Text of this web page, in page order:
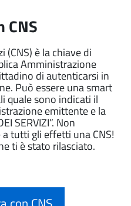
CNS
(CNS) è la chiave di
Amministrazione
di autenticarsi in
Può essere una smart
quale sono indicati il
emittente e la
SERVIZI”. Non
tutti gli effetti una CNS!
ti è stato rilasciato.